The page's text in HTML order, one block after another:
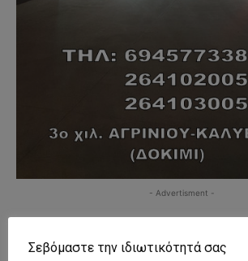
- Advertisment -
Σεβόμαστε την ιδιωτικότητά σας